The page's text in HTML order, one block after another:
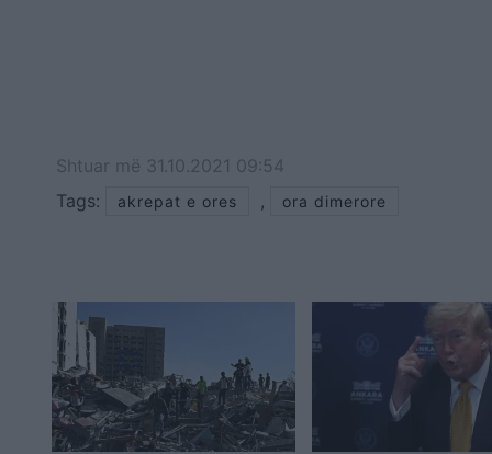
Shtuar më 31.10.2021 09:54
Tags:
akrepat e ores , ora dimerore